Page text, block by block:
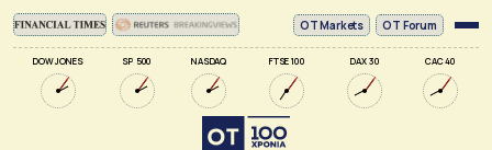
DOW JONES SP 500 NASDAQ FTSE 100 DAX 30 CAC 40
ΟΤ Markets OT Forum